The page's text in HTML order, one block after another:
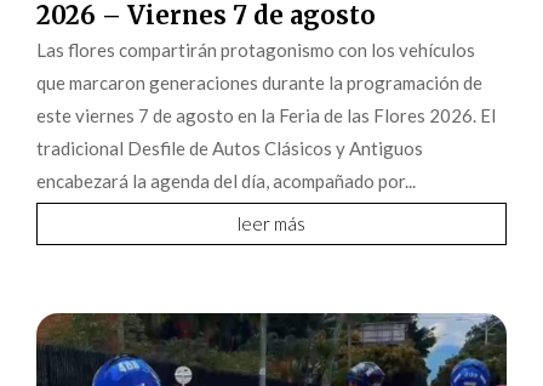
2026 – Viernes 7 de agosto
Las flores compartirán protagonismo con los vehículos
que marcaron generaciones durante la programación de
este viernes 7 de agosto en la Feria de las Flores 2026. El
tradicional Desfile de Autos Clásicos y Antiguos
encabezará la agenda del día, acompañado por...
leer más